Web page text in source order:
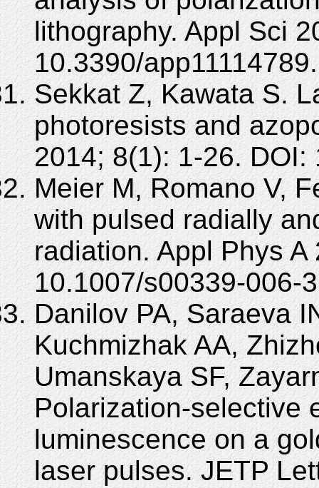
lithography. Appl Sci
10.3390/app11114789.
Sekkat Z, Kawata S.
photoresists and
2014; 8(1): 1-26.
Meier M, Romano V,
with pulsed radially
radiation. Appl Phys
10.1007/s00339-006-
Danilov PA, Saraeva
Kuchmizhak AA,
Umanskaya SF,
Polarization-selective
luminescence on a
laser pulses. JETP